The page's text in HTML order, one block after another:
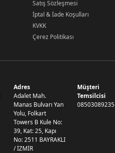
Satış Sözleşmesi
İptal & İade Koşulları
KVKK
Çerez Politikası
Adres
Adalet Mah.
Manas Bulvarı Yan
Yolu, Folkart
Towers B Kule No:
39, Kat: 25, Kapı
No: 2511 BAYRAKLI
/ İZMİR
Müşteri
Temsilcisi
08503089235